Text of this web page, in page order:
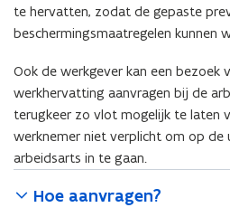
te hervatten, zodat de gepaste
beschermingsmaatregelen kunnen
Ook de werkgever kan een bezoek
werkhervatting aanvragen bij de
terugkeer zo vlot mogelijk te laten
werknemer niet verplicht om op de
arbeidsarts in te gaan.
Hoe aanvragen?